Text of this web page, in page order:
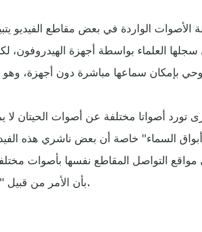
الأصوات الواردة في بعض مقاطع الفيديو
العلماء بواسطة أجهزة الهيدروفون،
تورد أصواتا مختلفة عن أصوات الحيتان
السماء" خاصة أن بعض ناشري هذه
التواصل المقاطع نفسها بأصوات
بأن الأمر من قبيل "زوبعة في الفيسبوك" لا غير.